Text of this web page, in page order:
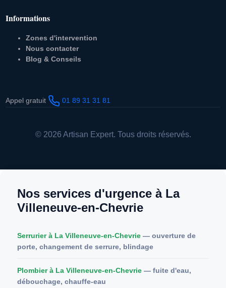
Informations
Zones d'intervention
Nous contacter
Blog & Conseils
Appel gratuit 01 89 31 31 81
© 2026 Artisan Expert. Tous droits réservés.
Nos services d'urgence à La
Villeneuve-en-Chevrie
Serrurier à La Villeneuve-en-Chevrie — ouverture de
porte, changement de serrure, blindage
Plombier à La Villeneuve-en-Chevrie — fuite d'eau,
débouchage, chauffe-eau